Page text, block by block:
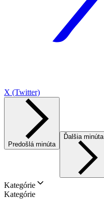
X (Twitter)
Predošlá minúta
Ďalšia minúta
Kategórie
Kategórie